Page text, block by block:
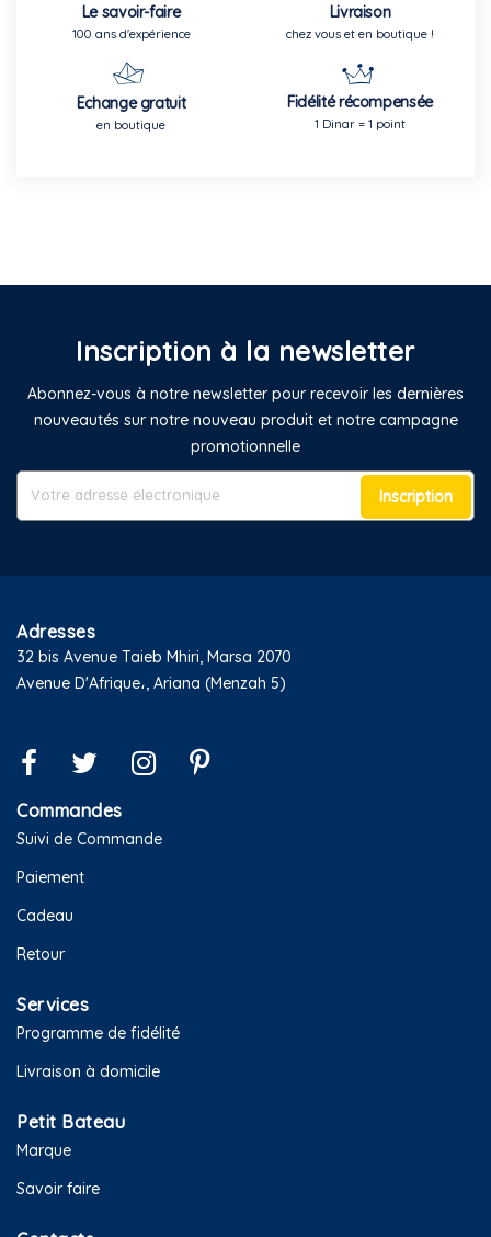
Le savoir-faire
100 ans d'expérience
Livraison
chez vous et en boutique !
Echange gratuit
en boutique
Fidélité récompensée
1 Dinar = 1 point
Inscription à la newsletter
Abonnez-vous à notre newsletter pour recevoir les dernières
nouveautés sur notre nouveau produit et notre campagne
promotionnelle
Inscription
Adresses
32 bis Avenue Taieb Mhiri, Marsa 2070
Avenue D'Afrique،, Ariana (Menzah 5)
Commandes
Suivi de Commande
Paiement
Cadeau
Retour
Services
Programme de fidélité
Livraison à domicile
Petit Bateau
Marque
Savoir faire